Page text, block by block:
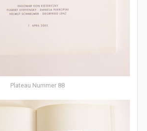
Plateau Nummer 88